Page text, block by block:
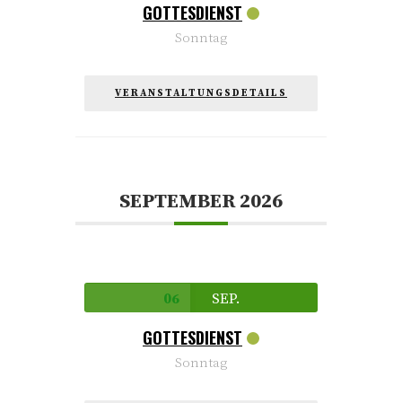
GOTTESDIENST
Sonntag
VERANSTALTUNGSDETAILS
SEPTEMBER 2026
06 SEP.
GOTTESDIENST
Sonntag